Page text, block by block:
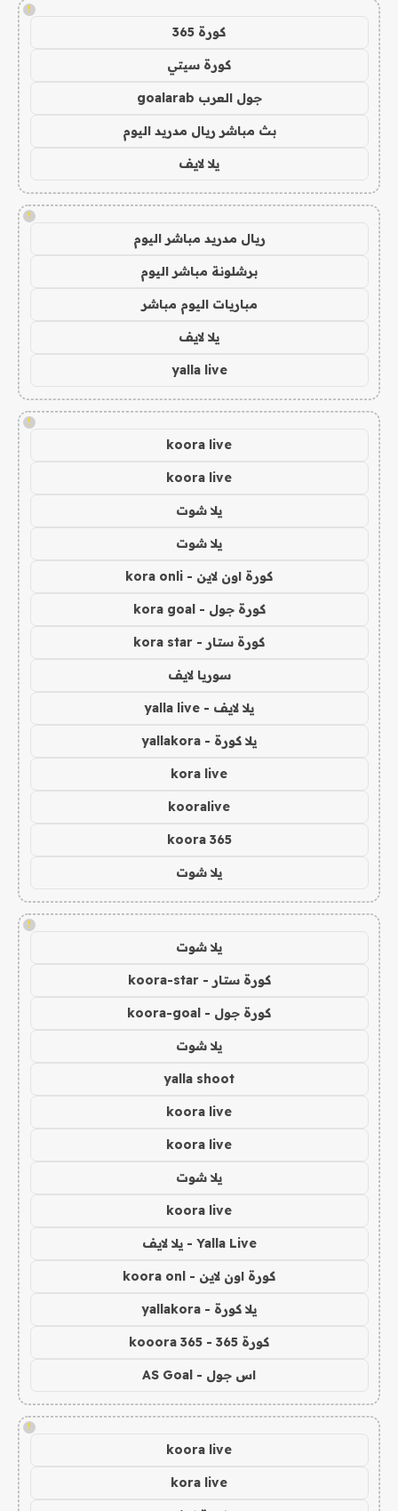
!
كورة 365
كورة سيتي
جول العرب goalarab
بث مباشر ريال مدريد اليوم
يلا لايف
!
ريال مدريد مباشر اليوم
برشلونة مباشر اليوم
مباريات اليوم مباشر
يلا لايف
yalla live
!
koora live
koora live
يلا شوت
يلا شوت
كورة اون لاين - kora onli
كورة جول - kora goal
كورة ستار - kora star
سوريا لايف
يلا لايف - yalla live
يلا كورة - yallakora
kora live
kooralive
koora 365
يلا شوت
!
يلا شوت
كورة ستار - koora-star
كورة جول - koora-goal
يلا شوت
yalla shoot
koora live
koora live
يلا شوت
koora live
Yalla Live - يلا لايف
كورة اون لاين - koora onl
يلا كورة - yallakora
كورة 365 - kooora 365
اس جول - AS Goal
!
koora live
kora live